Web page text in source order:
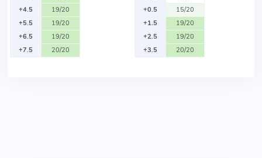
+4.5
19/20
+5.5
19/20
+6.5
19/20
+7.5
20/20
+0.5
15/20
+1.5
19/20
+2.5
19/20
+3.5
20/20